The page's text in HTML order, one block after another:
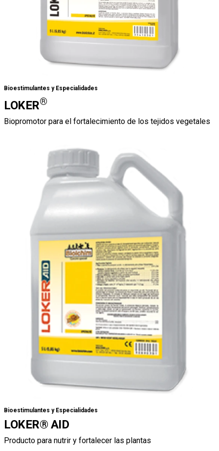
Bioestimulantes y Especialidades
LOKER®
Biopromotor para el fortalecimiento de los tejidos vegetales
Bioestimulantes y Especialidades
LOKER® AID
Producto para nutrir y fortalecer las plantas